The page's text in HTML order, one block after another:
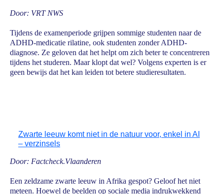
Door: VRT NWS
Tijdens de examenperiode grijpen sommige studenten naar de
ADHD-medicatie rilatine, ook studenten zonder ADHD-
diagnose. Ze geloven dat het helpt om zich beter te concentreren
tijdens het studeren. Maar klopt dat wel? Volgens experten is er
geen bewijs dat het kan leiden tot betere studieresultaten.
Zwarte leeuw komt niet in de natuur voor, enkel in AI
– verzinsels
Door: Factcheck.Vlaanderen
Een zeldzame zwarte leeuw in Afrika gespot? Geloof het niet
meteen. Hoewel de beelden op sociale media indrukwekkend